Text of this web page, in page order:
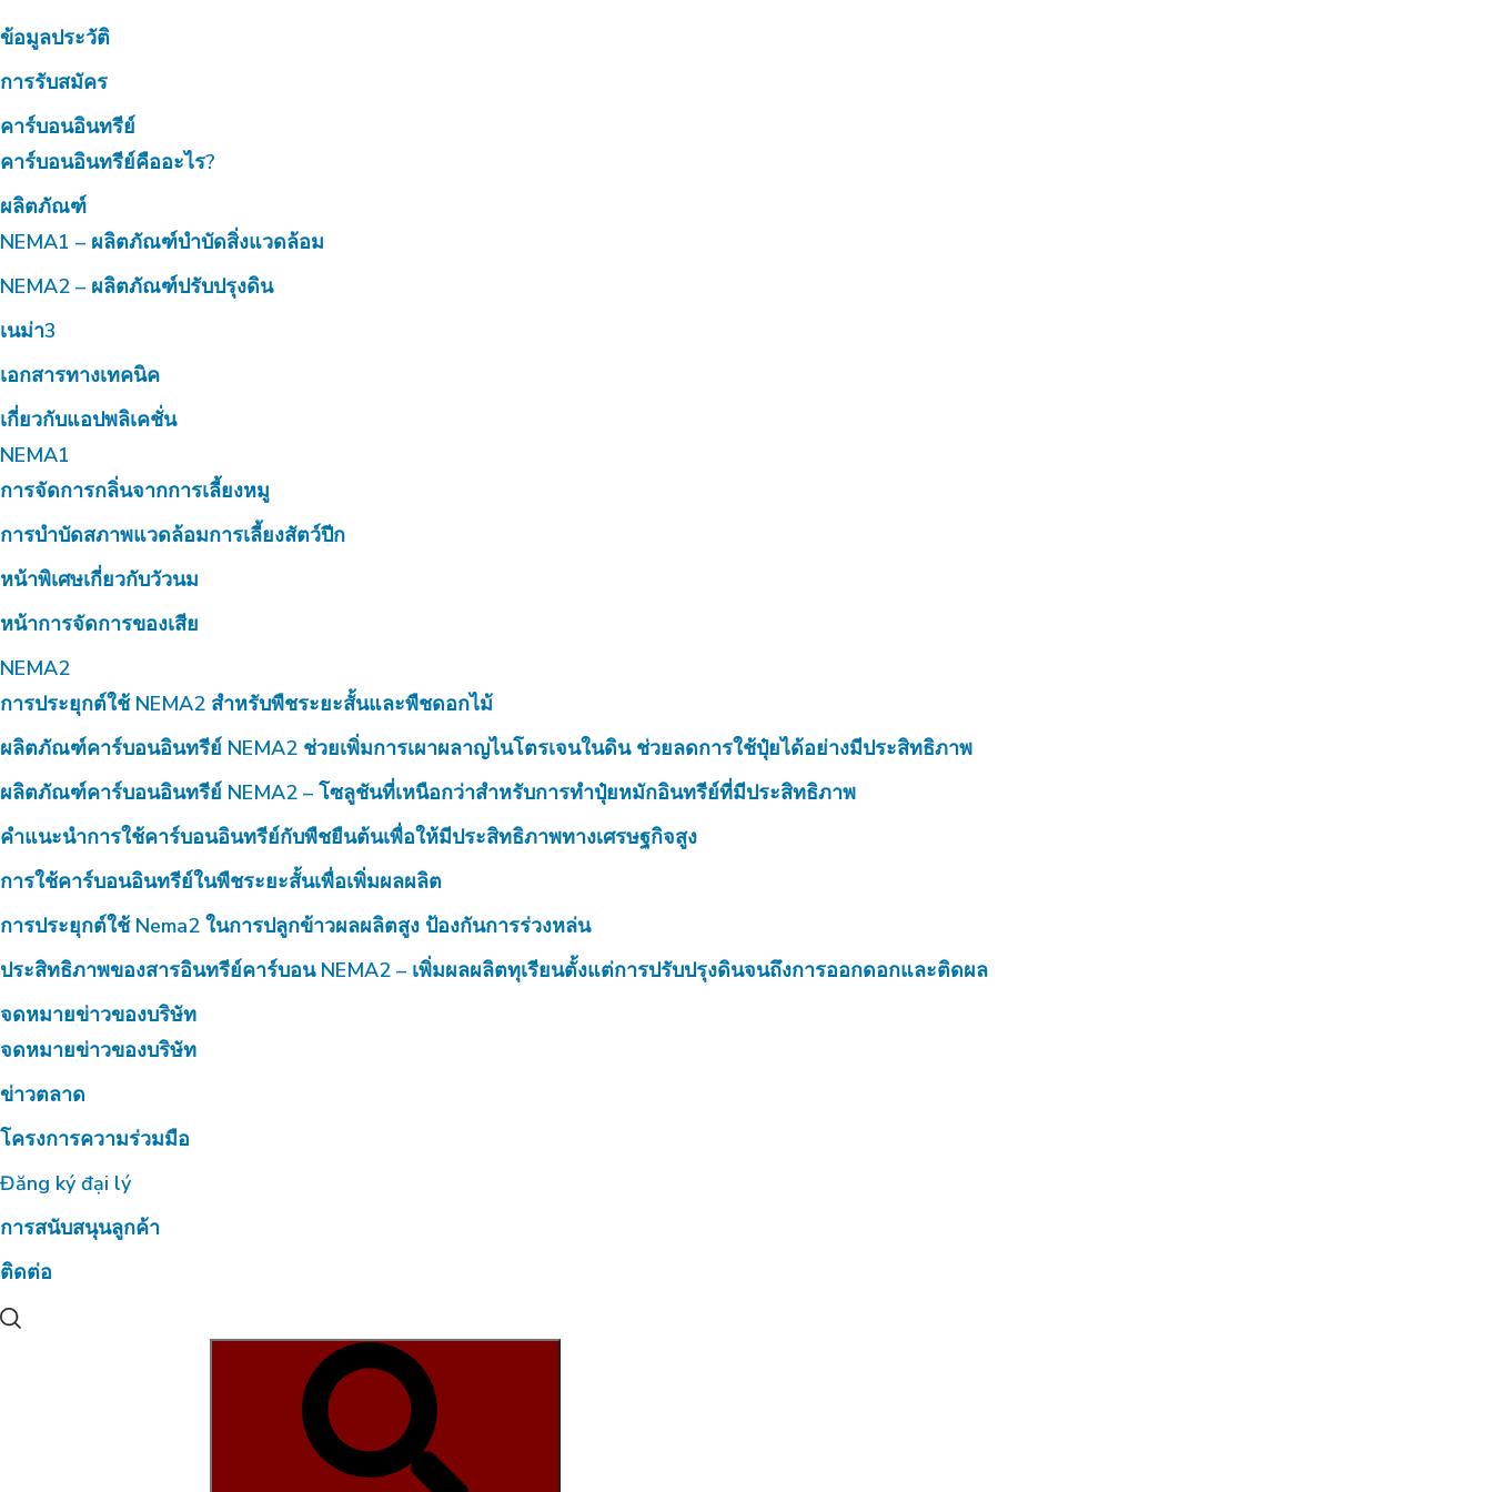
ข้อมูลประวัติ
การรับสมัคร
คาร์บอนอินทรีย์
คาร์บอนอินทรีย์คืออะไร?
ผลิตภัณฑ์
NEMA1 – ผลิตภัณฑ์บำบัดสิ่งแวดล้อม
NEMA2 – ผลิตภัณฑ์ปรับปรุงดิน
เนม่า3
เอกสารทางเทคนิค
เกี่ยวกับแอปพลิเคชั่น
NEMA1
การจัดการกลิ่นจากการเลี้ยงหมู
การบำบัดสภาพแวดล้อมการเลี้ยงสัตว์ปีก
หน้าพิเศษเกี่ยวกับวัวนม
หน้าการจัดการของเสีย
NEMA2
การประยุกต์ใช้ NEMA2 สำหรับพืชระยะสั้นและพืชดอกไม้
ผลิตภัณฑ์คาร์บอนอินทรีย์ NEMA2 ช่วยเพิ่มการเผาผลาญไนโตรเจนในดิน ช่วยลดการใช้ปุ๋ยได้อย่างมีประสิทธิภาพ
ผลิตภัณฑ์คาร์บอนอินทรีย์ NEMA2 – โซลูชันที่เหนือกว่าสำหรับการทำปุ๋ยหมักอินทรีย์ที่มีประสิทธิภาพ
คำแนะนำการใช้คาร์บอนอินทรีย์กับพืชยืนต้นเพื่อให้มีประสิทธิภาพทางเศรษฐกิจสูง
การใช้คาร์บอนอินทรีย์ในพืชระยะสั้นเพื่อเพิ่มผลผลิต
การประยุกต์ใช้ Nema2 ในการปลูกข้าวผลผลิตสูง ป้องกันการร่วงหล่น
ประสิทธิภาพของสารอินทรีย์คาร์บอน NEMA2 – เพิ่มผลผลิตทุเรียนตั้งแต่การปรับปรุงดินจนถึงการออกดอกและติดผล
จดหมายข่าวของบริษัท
จดหมายข่าวของบริษัท
ข่าวตลาด
โครงการความร่วมมือ
Đăng ký đại lý
การสนับสนุนลูกค้า
ติดต่อ